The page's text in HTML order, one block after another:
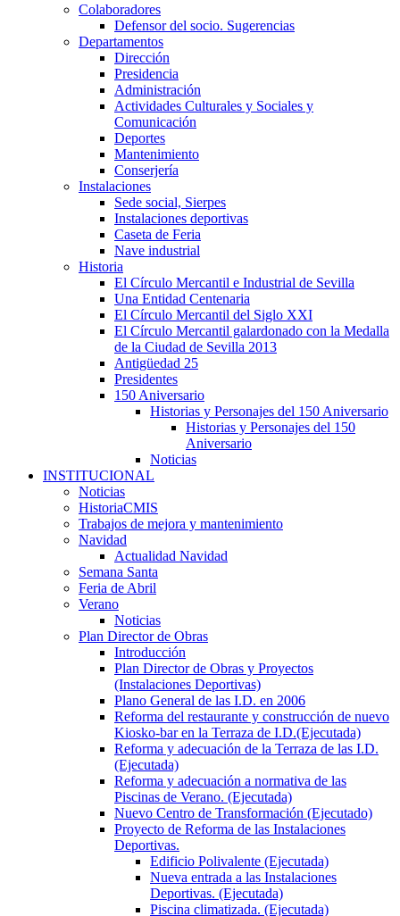
Colaboradores
Defensor del socio. Sugerencias
Departamentos
Dirección
Presidencia
Administración
Actividades Culturales y Sociales y
Comunicación
Deportes
Mantenimiento
Conserjería
Instalaciones
Sede social, Sierpes
Instalaciones deportivas
Caseta de Feria
Nave industrial
Historia
El Círculo Mercantil e Industrial de Sevilla
Una Entidad Centenaria
El Círculo Mercantil del Siglo XXI
El Círculo Mercantil galardonado con la Medalla
de la Ciudad de Sevilla 2013
Antigüedad 25
Presidentes
150 Aniversario
Historias y Personajes del 150 Aniversario
Historias y Personajes del 150
Aniversario
Noticias
INSTITUCIONAL
Noticias
HistoriaCMIS
Trabajos de mejora y mantenimiento
Navidad
Actualidad Navidad
Semana Santa
Feria de Abril
Verano
Noticias
Plan Director de Obras
Introducción
Plan Director de Obras y Proyectos
(Instalaciones Deportivas)
Plano General de las I.D. en 2006
Reforma del restaurante y construcción de nuevo
Kiosko-bar en la Terraza de I.D.(Ejecutada)
Reforma y adecuación de la Terraza de las I.D.
(Ejecutada)
Reforma y adecuación a normativa de las
Piscinas de Verano. (Ejecutada)
Nuevo Centro de Transformación (Ejecutado)
Proyecto de Reforma de las Instalaciones
Deportivas.
Edificio Polivalente (Ejecutada)
Nueva entrada a las Instalaciones
Deportivas. (Ejecutada)
Piscina climatizada. (Ejecutada)